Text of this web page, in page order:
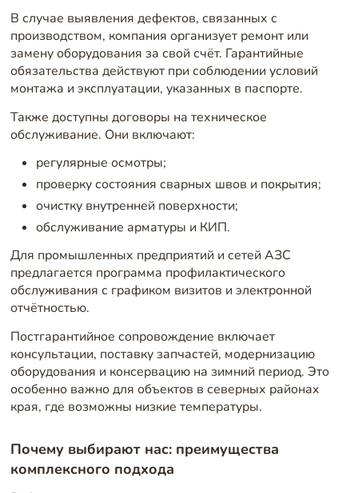
В случае выявления дефектов, связанных с
производством, компания организует ремонт или
замену оборудования за свой счёт. Гарантийные
обязательства действуют при соблюдении условий
монтажа и эксплуатации, указанных в паспорте.
Также доступны договоры на техническое
обслуживание. Они включают:
регулярные осмотры;
проверку состояния сварных швов и покрытия;
очистку внутренней поверхности;
обслуживание арматуры и КИП.
Для промышленных предприятий и сетей АЗС
предлагается программа профилактического
обслуживания с графиком визитов и электронной
отчётностью.
Постгарантийное сопровождение включает
консультации, поставку запчастей, модернизацию
оборудования и консервацию на зимний период. Это
особенно важно для объектов в северных районах
края, где возможны низкие температуры.
Почему выбирают нас: преимущества
комплексного подхода